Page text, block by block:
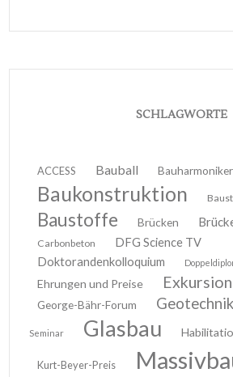
SCHLAGWORTE
ACCESS Bauball Bauharmoniker
Baukonstruktion
Baustoffe Brücken
Carbonbeton
DFG Science TV
Doktorandenkolloquium
Ehrungen und Preise Exkursion
George-Bähr-Forum
Geotechnik
Seminar Glasbau
Kurt-Beyer-Preis